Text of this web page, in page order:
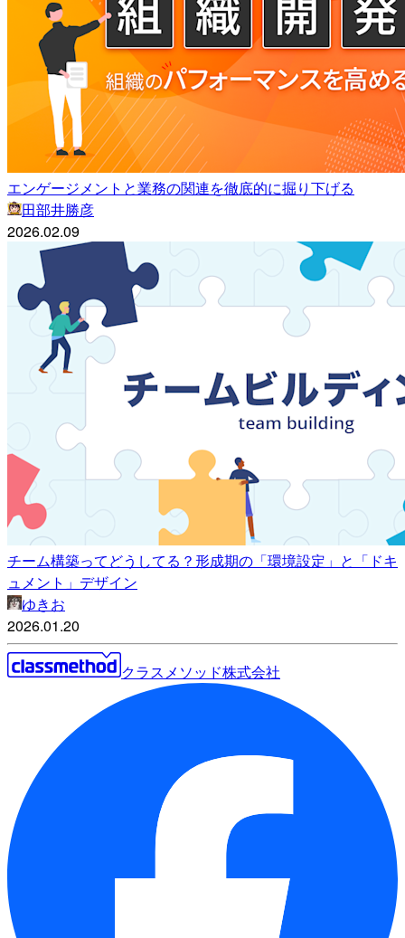
エンゲージメントと業務の関連を徹底的に掘り下げる
田部井勝彦
2026.02.09
チーム構築ってどうしてる？形成期の「環境設定」と「ドキ
ュメント」デザイン
ゆきお
2026.01.20
クラスメソッド株式会社